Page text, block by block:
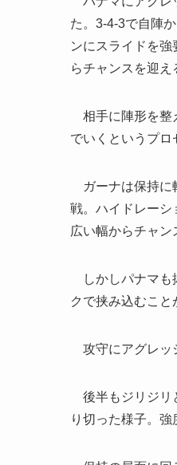
た。3-4-3で自陣
ンにスライドを
らチャンスを迎え
相手に陣形を整
でいくというプロ
ガーナは保持に
戦。ハイドレーシ
広い幅からチャン
しかしパナマも
クで挟み込むこと
攻守にアグレッ
後半もジリジリ
り切った様子。